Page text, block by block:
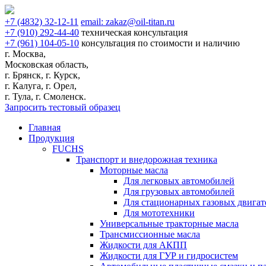
+7 (4832) 32-12-11 email: zakaz@oil-titan.ru
+7 (910) 292-44-40 техническая консультация
+7 (961) 104-05-10 консультация по стоимости и наличию
г. Москва,
Московская область,
г. Брянск, г. Курск,
г. Калуга, г. Орел,
г. Тула, г. Смоленск.
Запросить тестовый образец
Главная
Продукция
FUCHS
Транспорт и внедорожная техника
Моторные масла
Для легковых автомобилей
Для грузовых автомобилей
Для стационарных газовых
Для мототехники
Универсальные тракторные масла
Трансмиссионные масла
Жидкости для АКПП
Жидкости для ГУР и гидросистем